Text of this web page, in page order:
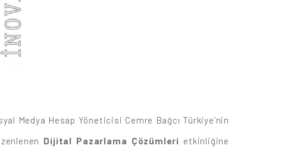
Medya Hesap Yöneticisi Cemre Bağcı Türkiye’nin
Dijital Pazarlama Çözümleri etkinliğine